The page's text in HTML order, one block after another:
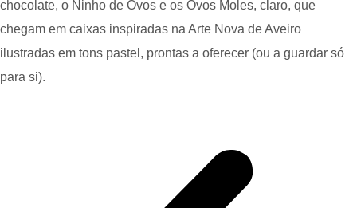
chocolate, o Ninho de Ovos e os Ovos Moles, claro, que
chegam em caixas inspiradas na Arte Nova de Aveiro
ilustradas em tons pastel, prontas a oferecer (ou a guardar só
para si).